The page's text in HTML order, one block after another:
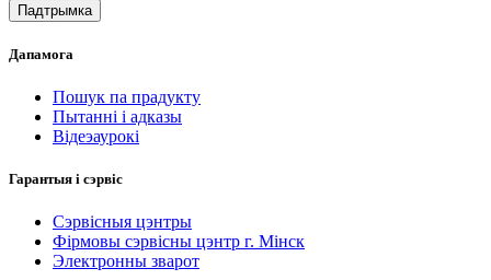
Падтрымка
Дапамога
Пошук па прадукту
Пытанні і адказы
Відеэаурокі
Гарантыя і сэрвіс
Сэрвісныя цэнтры
Фірмовы сэрвісны цэнтр г. Мінск
Электронны зварот